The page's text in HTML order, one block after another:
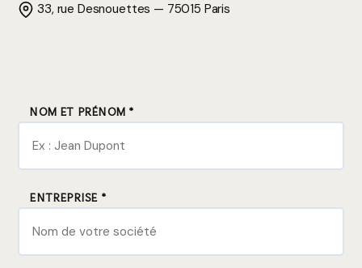
33, rue Desnouettes — 75015 Paris
NOM ET PRÉNOM *
ENTREPRISE *